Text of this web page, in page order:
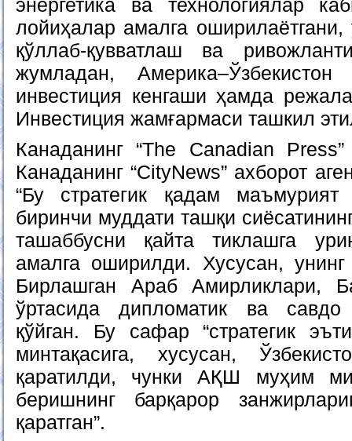
энергетика ва технологиялар
лойиҳалар амалга
қўллаб-қувватлаш ва
жумладан,
инвестиция кенгаши ҳамда
Инвестиция жамғармаси ташкил
Канаданинг “The Canadian
Канаданинг “CityNews” ахборот
“Бу стратегик қадам
биринчи муддати ташқи
ташаббусни қайта тиклашга
амалга оширилди. Хусусан,
Бирлашган Араб Амирликлари,
ўртасида дипломатик ва савдо
қўйган. Бу сафар “стратегик
минтақасига, хусусан,
қаратилди, чунки АҚШ муҳим
беришнинг барқарор
қаратган”.